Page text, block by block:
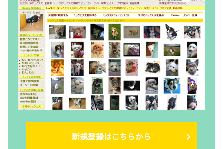
新規登録はこちらから